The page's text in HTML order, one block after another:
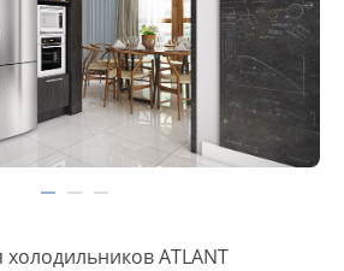
холодильников ATLANT